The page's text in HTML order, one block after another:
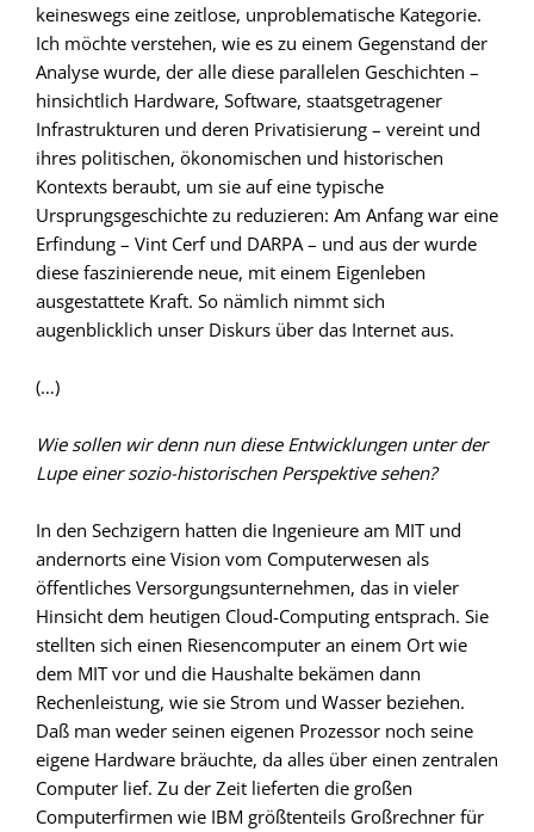
keineswegs eine zeitlose, unproblematische Kategorie.
Ich möchte verstehen, wie es zu einem Gegenstand der
Analyse wurde, der alle diese parallelen Geschichten –
hinsichtlich Hardware, Software, staatsgetragener
Infrastrukturen und deren Privatisierung – vereint und
ihres politischen, ökonomischen und historischen
Kontexts beraubt, um sie auf eine typische
Ursprungsgeschichte zu reduzieren: Am Anfang war eine
Erfindung – Vint Cerf und DARPA – und aus der wurde
diese faszinierende neue, mit einem Eigenleben
ausgestattete Kraft. So nämlich nimmt sich
augenblicklich unser Diskurs über das Internet aus.
(…)
Wie sollen wir denn nun diese Entwicklungen unter der
Lupe einer sozio-historischen Perspektive sehen?
In den Sechzigern hatten die Ingenieure am MIT und
andernorts eine Vision vom Computerwesen als
öffentliches Versorgungsunternehmen, das in vieler
Hinsicht dem heutigen Cloud-Computing entsprach. Sie
stellten sich einen Riesencomputer an einem Ort wie
dem MIT vor und die Haushalte bekämen dann
Rechenleistung, wie sie Strom und Wasser beziehen.
Daß man weder seinen eigenen Prozessor noch seine
eigene Hardware bräuchte, da alles über einen zentralen
Computer lief. Zu der Zeit lieferten die großen
Computerfirmen wie IBM größtenteils Großrechner für